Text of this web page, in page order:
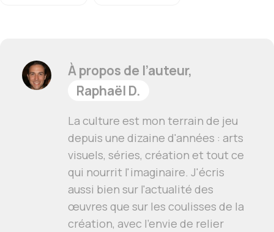
À propos de l’auteur,
Raphaël D.
La culture est mon terrain de jeu
depuis une dizaine d'années : arts
visuels, séries, création et tout ce
qui nourrit l'imaginaire. J'écris
aussi bien sur l'actualité des
œuvres que sur les coulisses de la
création, avec l'envie de relier